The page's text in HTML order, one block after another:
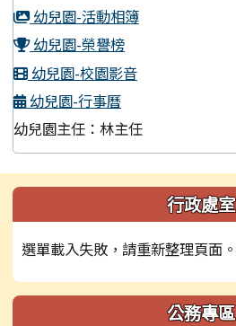
幼兒園-活動相簿
幼兒園-榮譽榜
幼兒園-校園影音
幼兒園-行事曆
幼兒園主任：林主任
左邊區域內容 行政處室
選單載入失敗，請重新整理頁面。
公務專區